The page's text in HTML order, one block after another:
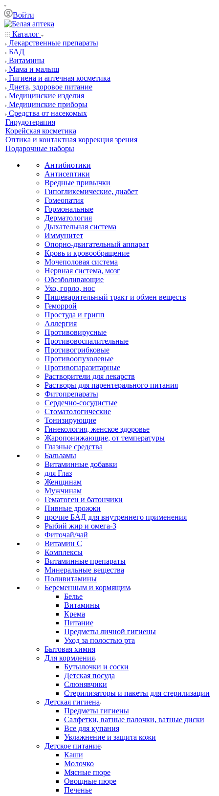
Войти
Каталог
Лекарственные препараты
БАД
Витамины
Мама и малыш
Гигиена и аптечная косметика
Диета, здоровое питание
Медицинские изделия
Медицинские приборы
Средства от насекомых
Гирудотерапия
Корейская косметика
Оптика и контактная коррекция зрения
Подарочные наборы
Антибиотики
Антисептики
Вредные привычки
Гипогликемические, диабет
Гомеопатия
Гормональные
Дерматология
Дыхательная система
Иммунитет
Опорно-двигательный аппарат
Кровь и кровообращение
Мочеполовая система
Нервная система, мозг
Обезболивающие
Ухо, горло, нос
Пищеварительный тракт и обмен веществ
Геморрой
Простуда и грипп
Аллергия
Противовирусные
Противовоспалительные
Противогрибковые
Противоопухолевые
Противопаразитарные
Растворители для лекарств
Растворы для парентерального питания
Фитопрепараты
Сердечно-сосудистые
Стоматологические
Тонизирующие
Гинекология, женское здоровье
Жаропонижающие, от температуры
Глазные средства
Бальзамы
Витаминные добавки
для Глаз
Женщинам
Мужчинам
Гематоген и батончики
Пивные дрожжи
прочие БАД для внутреннего применения
Рыбий жир и омега-3
Фиточай/чай
Витамин С
Комплексы
Витаминные препараты
Минеральные вещества
Поливитамины
Беременным и кормящим
Белье
Витамины
Крема
Питание
Предметы личной гигиены
Уход за полостью рта
Бытовая химия
Для кормления
Бутылочки и соски
Детская посуда
Слюнявчики
Стерилизаторы и пакеты для стерилизации
Детская гигиена
Предметы гигиены
Салфетки, ватные палочки, ватные диски
Все для купания
Увлажнение и защита кожи
Детское питание
Каши
Молочко
Мясные пюре
Овощные пюре
Печенье